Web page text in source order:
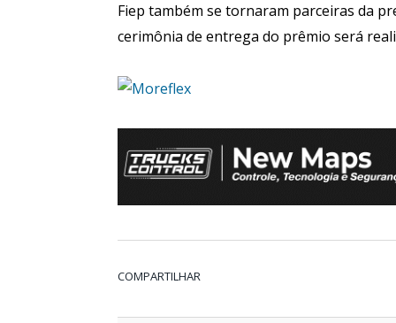
Fiep também se tornaram parceiras da
cerimônia de entrega do prêmio será
COMPARTILHAR